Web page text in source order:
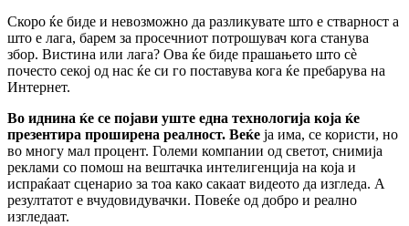
Скоро ќе биде и невозможно да разликувате што е стварност а
што е лага, барем за просечниот потрошувач кога станува
збор. Вистина или лага? Ова ќе биде прашањето што сѐ
почесто секој од нас ќе си го поставува кога ќе пребарува на
Интернет.
Во иднина ќе се појави уште една технологија која ќе
презентира проширена реалност. Веќе ја има, се користи, но
во многу мал процент. Големи компании од светот, снимија
реклами со помош на вештачка интелигенција на која и
испраќаат сценарио за тоа како сакаат видеото да изгледа. А
резултатот е вчудовидувачки. Повеќе од добро и реално
изгледаат.